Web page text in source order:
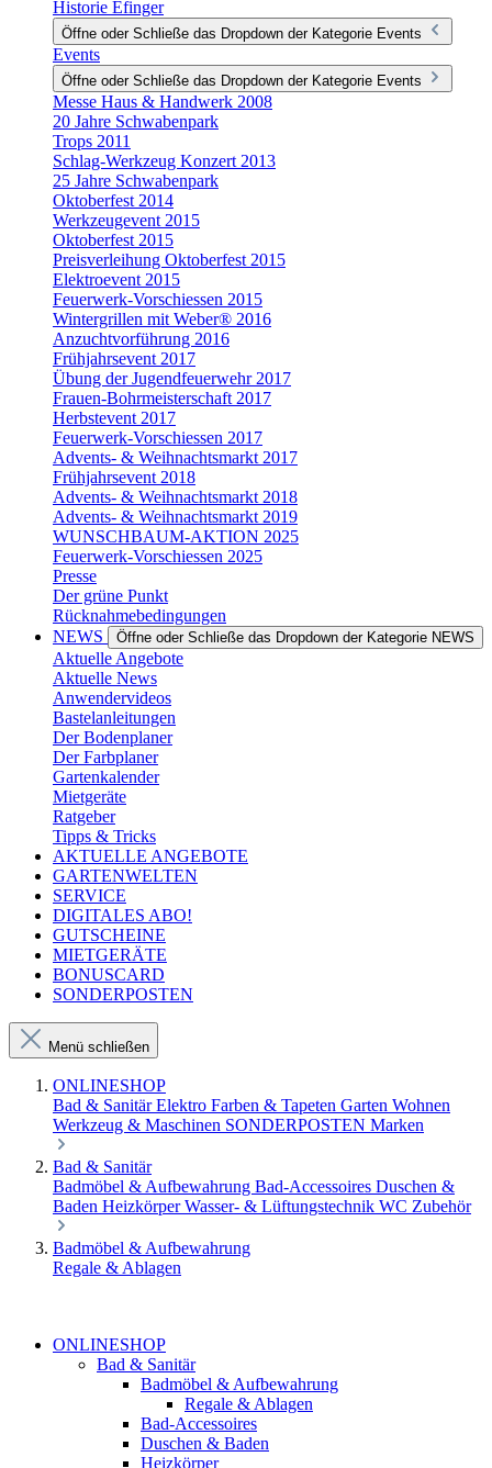
Historie Efinger
Öffne oder Schließe das Dropdown der Kategorie Events
Events
Öffne oder Schließe das Dropdown der Kategorie Events
Messe Haus & Handwerk 2008
20 Jahre Schwabenpark
Trops 2011
Schlag-Werkzeug Konzert 2013
25 Jahre Schwabenpark
Oktoberfest 2014
Werkzeugevent 2015
Oktoberfest 2015
Preisverleihung Oktoberfest 2015
Elektroevent 2015
Feuerwerk-Vorschiessen 2015
Wintergrillen mit Weber® 2016
Anzuchtvorführung 2016
Frühjahrsevent 2017
Übung der Jugendfeuerwehr 2017
Frauen-Bohrmeisterschaft 2017
Herbstevent 2017
Feuerwerk-Vorschiessen 2017
Advents- & Weihnachtsmarkt 2017
Frühjahrsevent 2018
Advents- & Weihnachtsmarkt 2018
Advents- & Weihnachtsmarkt 2019
WUNSCHBAUM-AKTION 2025
Feuerwerk-Vorschiessen 2025
Presse
Der grüne Punkt
Rücknahmebedingungen
NEWS
Öffne oder Schließe das Dropdown der Kategorie NEWS
Aktuelle Angebote
Aktuelle News
Anwendervideos
Bastelanleitungen
Der Bodenplaner
Der Farbplaner
Gartenkalender
Mietgeräte
Ratgeber
Tipps & Tricks
AKTUELLE ANGEBOTE
GARTENWELTEN
SERVICE
DIGITALES ABO!
GUTSCHEINE
MIETGERÄTE
BONUSCARD
SONDERPOSTEN
Menü schließen
ONLINESHOP
Bad & SanitärElektro Farben & Tapeten Garten Wohnen
Werkzeug & Maschinen SONDERPOSTEN Marken
Bad & Sanitär
Badmöbel & Aufbewahrung Bad-Accessoires Duschen &
Baden HeizkörperWasser- & Lüftungstechnik WC Zubehör
Badmöbel & Aufbewahrung
Regale & Ablagen
ONLINESHOP
Bad & Sanitär
Badmöbel & Aufbewahrung
Regale & Ablagen
Bad-Accessoires
Duschen & Baden
Heizkörper